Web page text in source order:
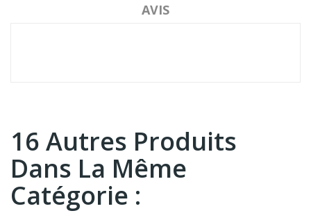
AVIS
16 Autres Produits
Dans La Même
Catégorie :